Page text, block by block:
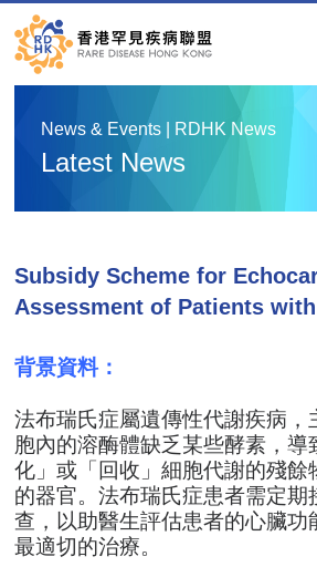
News & Events | RDHK News
Latest News
Subsidy Scheme for
Assessment of Patients
背景資料：
法布瑞氏症屬遺傳性代謝疾病，
胞內的溶酶體缺乏某些酵素，導
化」或「回收」細胞代謝的殘餘
的器官。法布瑞氏症患者需定期
查，以助醫生評估患者的心臟功
最適切的治療。